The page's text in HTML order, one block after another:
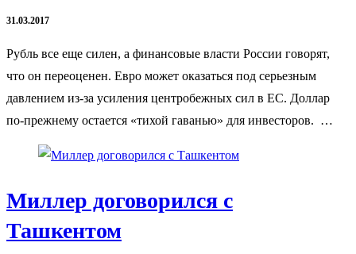
31.03.2017
Рубль все еще силен, а финансовые власти России говорят,
что он переоценен. Евро может оказаться под серьезным
давлением из-за усиления центробежных сил в ЕС. Доллар
по-прежнему остается «тихой гаванью» для инвесторов. …
Миллер договорился с
Ташкентом